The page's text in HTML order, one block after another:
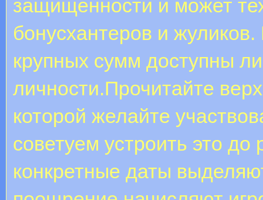
защищенности и может
бонусхантеров и
крупных сумм доступны
личности.Прочитайте
которой желайте
советуем устроить это
конкретные даты